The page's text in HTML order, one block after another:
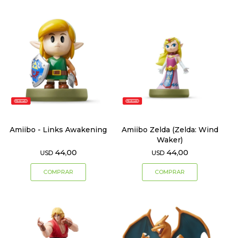
Amiibo - Links Awakening
USD 44,00
Amiibo Zelda (Zelda: Wind
Waker)
USD 44,00